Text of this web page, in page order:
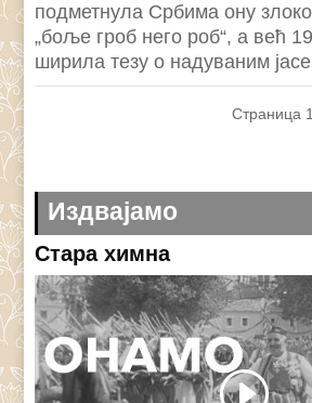
подметнула Србима ону
„боље гроб него роб“, а већ
ширила тезу о надуваним
Страница
Издвајамо
Стара химна